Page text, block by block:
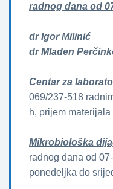
radnog dana od
dr Igor Milinić
dr Mladen
Centar za
069/237-518
h, prijem
Mikrobiološka
radnog dana od
ponedeljka do